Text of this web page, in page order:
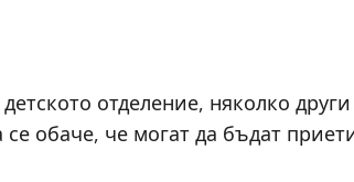
отделение, няколко
се обаче, че могат да бъдат